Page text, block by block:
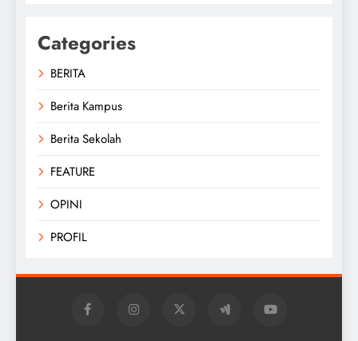
Categories
BERITA
Berita Kampus
Berita Sekolah
FEATURE
OPINI
PROFIL